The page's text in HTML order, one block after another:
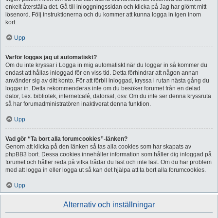
enkelt återställa det. Gå till inloggningssidan och klicka på Jag har glömt mitt
lösenord. Följ instruktionerna och du kommer att kunna logga in igen inom
kort.
Upp
Varför loggas jag ut automatiskt?
Om du inte kryssar i Logga in mig automatiskt när du loggar in så kommer du
endast att hållas inloggad för en viss tid. Detta förhindrar att någon annan
använder sig av ditt konto. För att förbli inloggad, kryssa i rutan nästa gång du
loggar in. Detta rekommenderas inte om du besöker forumet från en delad
dator, t.ex. bibliotek, internetcafé, datorsal, osv. Om du inte ser denna kryssruta
så har forumadministratören inaktiverat denna funktion.
Upp
Vad gör “Ta bort alla forumcookies”-länken?
Genom att klicka på den länken så tas alla cookies som har skapats av
phpBB3 bort. Dessa cookies innehåller information som håller dig inloggad på
forumet och håller reda på vilka trådar du läst och inte läst. Om du har problem
med att logga in eller logga ut så kan det hjälpa att ta bort alla forumcookies.
Upp
Alternativ och inställningar